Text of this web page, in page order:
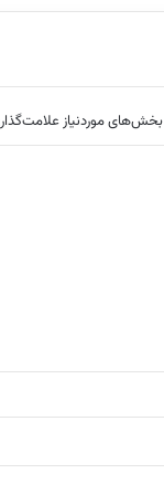
بخش‌های موردنیاز